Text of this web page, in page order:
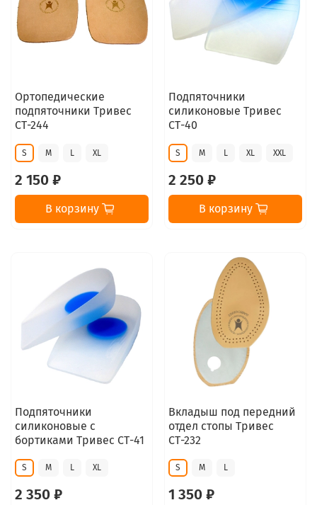
Ортопедические
подпяточники Тривес
СТ-244
S M L XL
2 150 ₽
В корзину
Подпяточники
силиконовые Тривес
СТ-40
S M L XL XXL
2 250 ₽
В корзину
Подпяточники
силиконовые с
бортиками Тривес СТ-41
S M L XL
2 350 ₽
Вкладыш под передний
отдел стопы Тривес
СТ-232
S M L
1 350 ₽